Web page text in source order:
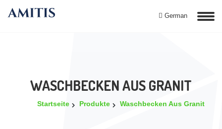
German
WASCHBECKEN AUS GRANIT
Startseite Produkte Waschbecken Aus Granit